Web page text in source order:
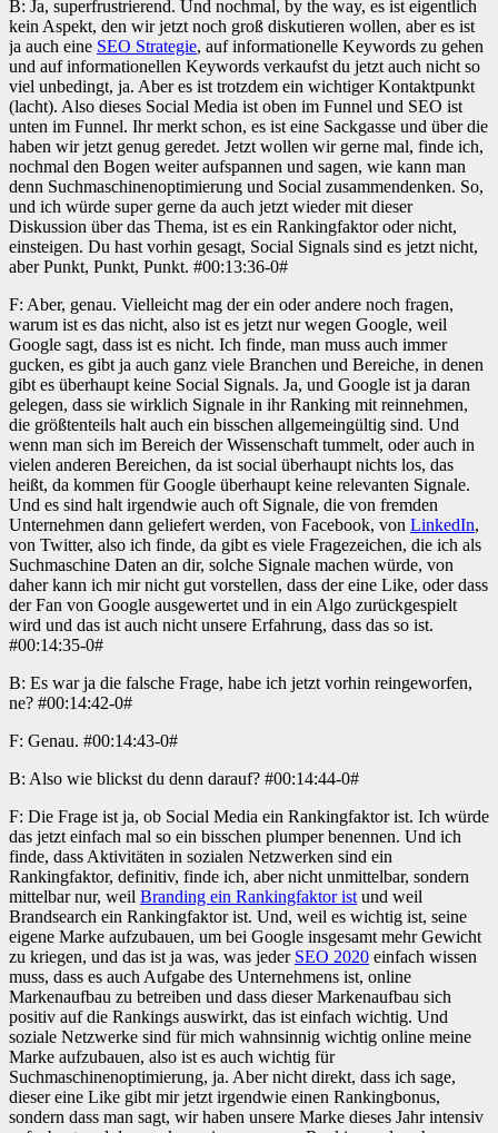
B: Ja, superfrustrierend. Und nochmal, by the way, es ist eigentlich
kein Aspekt, den wir jetzt noch groß diskutieren wollen, aber es ist
ja auch eine SEO Strategie, auf informationelle Keywords zu gehen
und auf informationellen Keywords verkaufst du jetzt auch nicht so
viel unbedingt, ja. Aber es ist trotzdem ein wichtiger Kontaktpunkt
(lacht). Also dieses Social Media ist oben im Funnel und SEO ist
unten im Funnel. Ihr merkt schon, es ist eine Sackgasse und über die
haben wir jetzt genug geredet. Jetzt wollen wir gerne mal, finde ich,
nochmal den Bogen weiter aufspannen und sagen, wie kann man
denn Suchmaschinenoptimierung und Social zusammendenken. So,
und ich würde super gerne da auch jetzt wieder mit dieser
Diskussion über das Thema, ist es ein Rankingfaktor oder nicht,
einsteigen. Du hast vorhin gesagt, Social Signals sind es jetzt nicht,
aber Punkt, Punkt, Punkt. #00:13:36-0#
F: Aber, genau. Vielleicht mag der ein oder andere noch fragen,
warum ist es das nicht, also ist es jetzt nur wegen Google, weil
Google sagt, dass ist es nicht. Ich finde, man muss auch immer
gucken, es gibt ja auch ganz viele Branchen und Bereiche, in denen
gibt es überhaupt keine Social Signals. Ja, und Google ist ja daran
gelegen, dass sie wirklich Signale in ihr Ranking mit reinnehmen,
die größtenteils halt auch ein bisschen allgemeingültig sind. Und
wenn man sich im Bereich der Wissenschaft tummelt, oder auch in
vielen anderen Bereichen, da ist social überhaupt nichts los, das
heißt, da kommen für Google überhaupt keine relevanten Signale.
Und es sind halt irgendwie auch oft Signale, die von fremden
Unternehmen dann geliefert werden, von Facebook, von LinkedIn,
von Twitter, also ich finde, da gibt es viele Fragezeichen, die ich als
Suchmaschine Daten an dir, solche Signale machen würde, von
daher kann ich mir nicht gut vorstellen, dass der eine Like, oder dass
der Fan von Google ausgewertet und in ein Algo zurückgespielt
wird und das ist auch nicht unsere Erfahrung, dass das so ist.
#00:14:35-0#
B: Es war ja die falsche Frage, habe ich jetzt vorhin reingeworfen,
ne? #00:14:42-0#
F: Genau. #00:14:43-0#
B: Also wie blickst du denn darauf? #00:14:44-0#
F: Die Frage ist ja, ob Social Media ein Rankingfaktor ist. Ich würde
das jetzt einfach mal so ein bisschen plumper benennen. Und ich
finde, dass Aktivitäten in sozialen Netzwerken sind ein
Rankingfaktor, definitiv, finde ich, aber nicht unmittelbar, sondern
mittelbar nur, weil Branding ein Rankingfaktor ist und weil
Brandsearch ein Rankingfaktor ist. Und, weil es wichtig ist, seine
eigene Marke aufzubauen, um bei Google insgesamt mehr Gewicht
zu kriegen, und das ist ja was, was jeder SEO 2020 einfach wissen
muss, dass es auch Aufgabe des Unternehmens ist, online
Markenaufbau zu betreiben und dass dieser Markenaufbau sich
positiv auf die Rankings auswirkt, das ist einfach wichtig. Und
soziale Netzwerke sind für mich wahnsinnig wichtig online meine
Marke aufzubauen, also ist es auch wichtig für
Suchmaschinenoptimierung, ja. Aber nicht direkt, dass ich sage,
dieser eine Like gibt mir jetzt irgendwie einen Rankingbonus,
sondern dass man sagt, wir haben unsere Marke dieses Jahr intensiv